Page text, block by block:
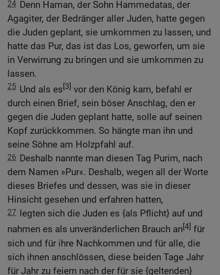
24 Denn Haman, der Sohn Hammedatas, der
Agagiter, der Bedränger aller Juden, hatte gegen
die Juden geplant, sie umkommen zu lassen, und
hatte das Pur, das ist das Los, geworfen, um sie
in Verwirrung zu bringen und sie umkommen zu
lassen.
25 Und als es[3] vor den König kam, befahl er
durch einen Brief, sein böser Anschlag, den er
gegen die Juden geplant hatte, solle auf seinen
Kopf zurückkommen. So hängte man ihn und
seine Söhne am Holzpfahl auf.
26 Deshalb nannte man diesen Tag Purim, nach
dem Namen »Pur«. Deshalb, wegen all der Worte
dieses Briefes und dessen, was sie in dieser
Hinsicht gesehen und erfahren hatten,
27 legten sich die Juden es {als Pflicht} auf und
nahmen es als unveränderlichen Brauch an[4] für
sich und für ihre Nachkommen und für alle, die
sich ihnen anschlössen, diese beiden Tage Jahr
für Jahr zu feiern nach der für sie {geltenden}